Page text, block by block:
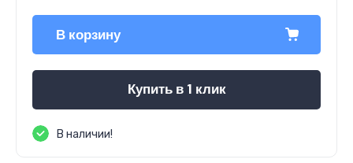
В корзину
Купить в 1 клик
В наличии!